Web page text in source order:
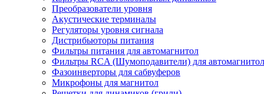
Преобразователи уровня
Акустические терминалы
Регуляторы уровня сигнала
Дистрибьюторы питания
Фильтры питания для автомагнитол
Фильтры RCA (Шумоподавители) для автомагнитол
Фазоинверторы для сабвуферов
Микрофоны для магнитол